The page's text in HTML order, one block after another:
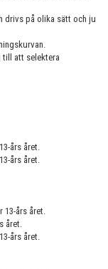
drivs på olika sätt och ju
till att selektera
års året.
års året.
13-års året.
året.
års året.